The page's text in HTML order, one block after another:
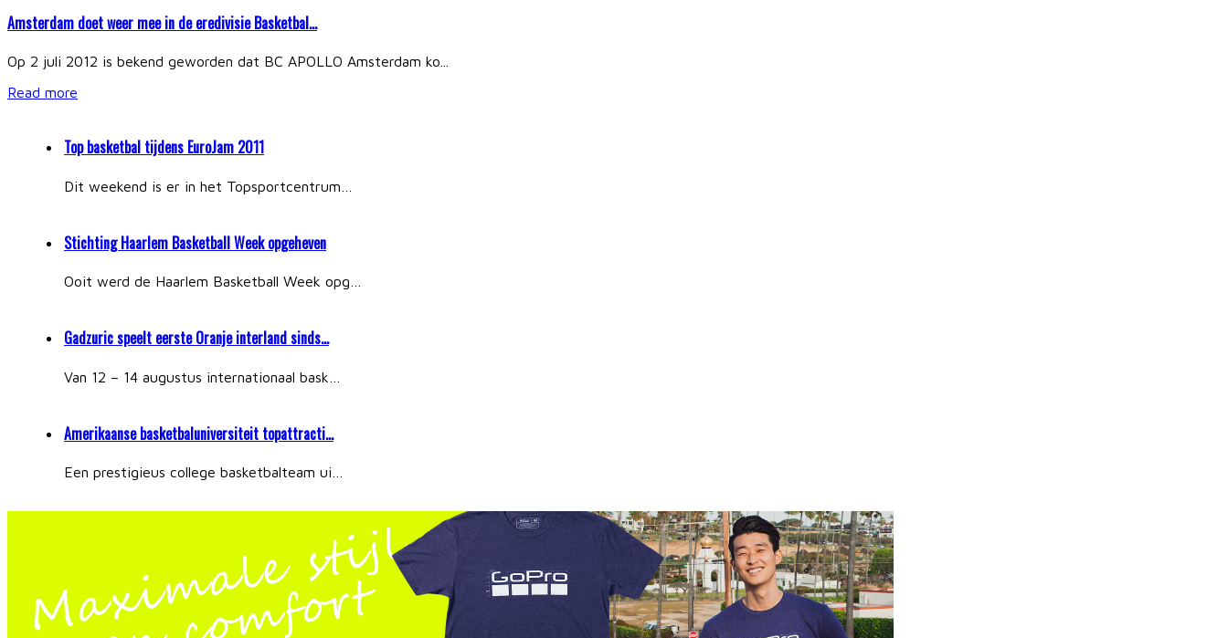
Amsterdam doet weer mee in de eredivisie Basketbal…
Op 2 juli 2012 is bekend geworden dat BC APOLLO Amsterdam ko...
Read more
Top basketbal tijdens EuroJam 2011
Dit weekend is er in het Topsportcentrum…
Stichting Haarlem Basketball Week opgeheven
Ooit werd de Haarlem Basketball Week opg…
Gadzuric speelt eerste Oranje interland sinds…
Van 12 – 14 augustus internationaal bask…
Amerikaanse basketbaluniversiteit topattracti…
Een prestigieus college basketbalteam ui…